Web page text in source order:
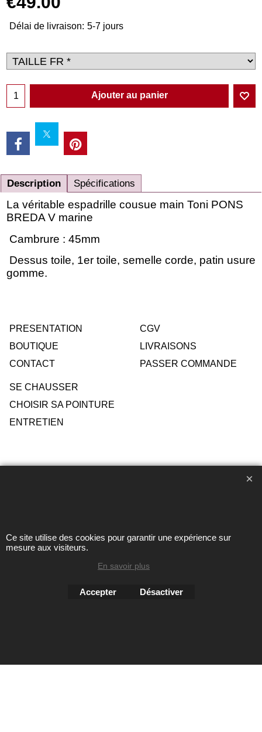
Délai de livraison: 5-7 jours
Ajouter au panier
Description Spécifications
La véritable espadrille cousue main Toni PONS
BREDA V marine
Cambrure : 45mm
Dessus toile, 1er toile, semelle corde, patin usure
gomme.
PRESENTATION
BOUTIQUE
CONTACT
CGV
LIVRAISONS
PASSER COMMANDE
SE CHAUSSER
CHOISIR SA POINTURE
ENTRETIEN
eCommerce ShopFactory
Ce site utilise des cookies pour garantir une expérience sur
mesure aux visiteurs.
En savoir plus
Accepter Désactiver